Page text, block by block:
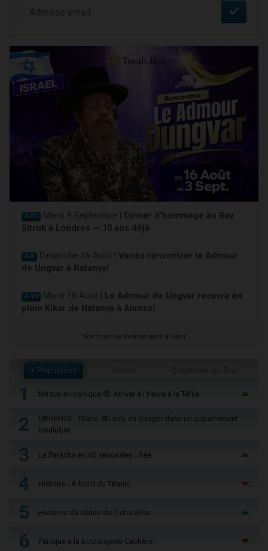
J-31 Mardi 8 Septembre |
Dinner d'hommage au Rav
Sitruk à Londres — 10 ans déjà
J-8 Dimanche 16 Août | Venez rencontrer le Admour
de Ungvar à Natanya!
J-10 Mardi 18 Août |
Le Admour de Ungvar recevra en
plein Kikar de Natanya à Alonzo!
Voir tous les événements à venir
+ Populaires
1 Mitsva en panique 😨 Arriver à l'heure à la Téfila
2
URGENCE - Diane, 80 ans, en danger dans un appartement
insalubre
3 La Paracha en 60 secondes : Réé
4 Histoire - À bord du Titanic
5 Horaires du Jeûne de Ticha Béav
6 Panique à la boulangerie Cachère